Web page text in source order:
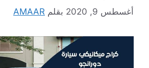
أغسطس 9, 2020 بقلم AMAAR